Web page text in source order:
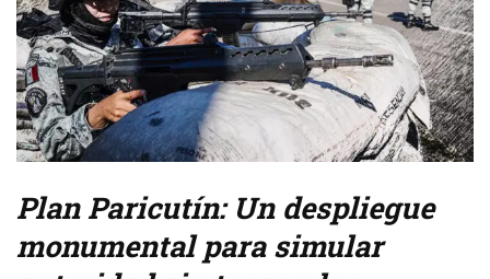
Plan Paricutín: Un despliegue
monumental para simular